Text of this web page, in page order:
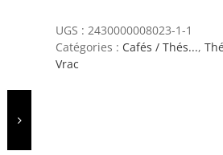
quantity
UGS : 2430000008023-1-1
Catégories : Cafés / Thés...,
Vrac